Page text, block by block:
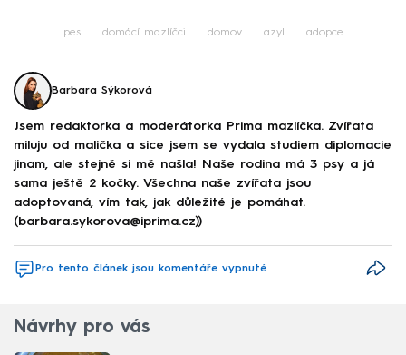
pes domácí mazlíčci domov azyl adopce
Barbara Sýkorová
Jsem redaktorka a moderátorka Prima mazlíčka. Zvířata
miluju od malička a sice jsem se vydala studiem diplomacie
jinam, ale stejně si mě našla! Naše rodina má 3 psy a já
sama ještě 2 kočky. Všechna naše zvířata jsou
adoptovaná, vím tak, jak důležité je pomáhat.
(barbara.sykorova@iprima.cz))
Pro tento článek jsou komentáře vypnuté
Návrhy pro vás